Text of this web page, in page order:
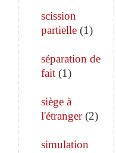
scission
partielle (1)
séparation de
fait (1)
siège à
l'étranger(2)
simulation